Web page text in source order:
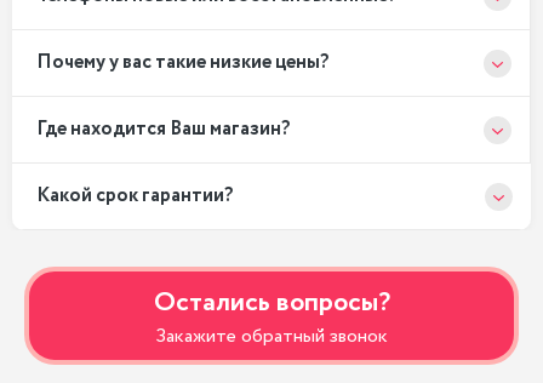
Почему у вас такие низкие цены?
Где находится Ваш магазин?
Какой срок гарантии?
Остались вопросы?
Закажите обратный звонок